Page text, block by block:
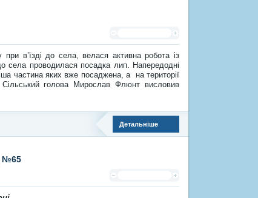
в’їзді до села, велася активна робота із
села проводилася посадка лип. Напередодні
частина яких вже посаджена, а на території
Сільський голова Мирослав Флюнт висловив
Детальніше
№65